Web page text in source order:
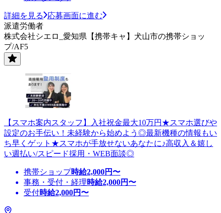
詳細を見る
応募画面に進む
派遣労働者
株式会社シエロ_愛知県【携帯キャ】犬山市の携帯ショッ
プ/AF5
【スマホ案内スタッフ】入社祝金最大10万円★スマホ選びや
設定のお手伝い！未経験から始めよう◎最新機種の情報もい
ち早くゲット★スマホが手放せないあなたに♪高収入＆嬉し
い週払い/スピード採用・WEB面談◎
携帯ショップ時給2,000円〜
事務・受付・経理時給2,000円〜
受付時給2,000円〜